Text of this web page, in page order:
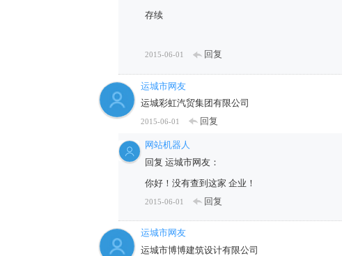
存续
2015-06-01 回复
运城市网友
运城彩虹汽贸集团有限公司
2015-06-01 回复
网站机器人
回复 运城市网友：
你好！没有查到这家 企业！
2015-06-01 回复
运城市网友
运城市博博建筑设计有限公司